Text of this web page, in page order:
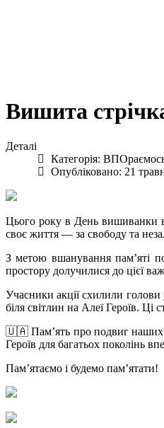
Вишита
Деталі
Категорія:
Опубліковано: 21
Цього року в День вишиванки
своє життя — за свободу та
З метою вшанування пам’яті
простору долучилися до цієї
Учасники акції схилили
біля світлин на Алеї Героїв.
🇺🇦 Пам’ять про подвиг наших
Героїв для багатьох поколінь
Пам’ятаємо і будемо пам’ятати!